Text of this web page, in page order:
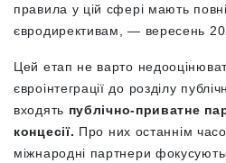
правила у цій сфері мають
євродирективам, — вересень
Цей етап не варто
євроінтеграції до розділу
входять публічно-приватне
концесії. Про них останнім
міжнародні партнери